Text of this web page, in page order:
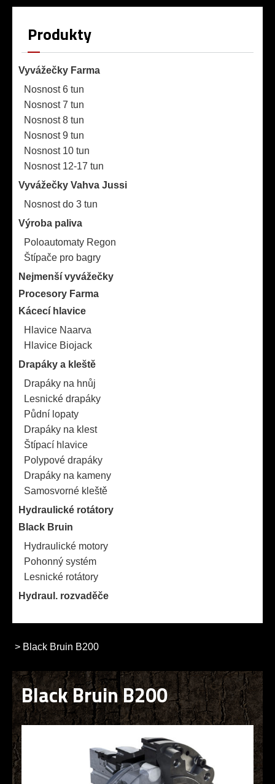
Produkty
Vyvážečky Farma
Nosnost 6 tun
Nosnost 7 tun
Nosnost 8 tun
Nosnost 9 tun
Nosnost 10 tun
Nosnost 12-17 tun
Vyvážečky Vahva Jussi
Nosnost do 3 tun
Výroba paliva
Poloautomaty Regon
Štípače pro bagry
Nejmenší vyvážečky
Procesory Farma
Kácecí hlavice
Hlavice Naarva
Hlavice Biojack
Drapáky a kleště
Drapáky na hnůj
Lesnické drapáky
Půdní lopaty
Drapáky na klest
Štípací hlavice
Polypové drapáky
Drapáky na kameny
Samosvorné kleště
Hydraulické rotátory
Black Bruin
Hydraulické motory
Pohonný systém
Lesnické rotátory
Hydraul. rozvaděče
> Black Bruin B200
Black Bruin B200